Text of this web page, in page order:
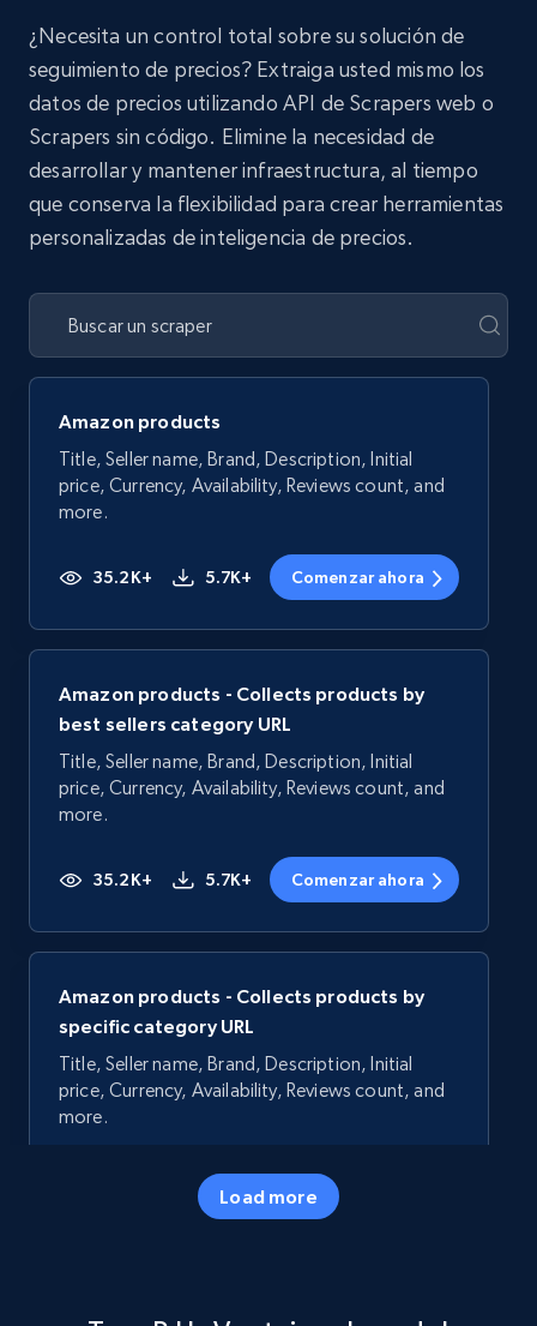
¿Necesita un control total sobre su solución de
seguimiento de precios? Extraiga usted mismo los
datos de precios utilizando API de Scrapers web o
Scrapers sin código. Elimine la necesidad de
desarrollar y mantener infraestructura, al tiempo
que conserva la flexibilidad para crear herramientas
personalizadas de inteligencia de precios.
Amazon products
Title, Seller name, Brand, Description, Initial
price, Currency, Availability, Reviews count, and
more.
35.2K+ 5.7K+ Comenzar ahora
Amazon products - Collects products by
best sellers category URL
Title, Seller name, Brand, Description, Initial
price, Currency, Availability, Reviews count, and
more.
35.2K+ 5.7K+ Comenzar ahora
Amazon products - Collects products by
specific category URL
Title, Seller name, Brand, Description, Initial
price, Currency, Availability, Reviews count, and
more.
5.7K+ Comenzar ahora
Load more